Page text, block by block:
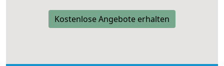
Kostenlose Angebote erhalten